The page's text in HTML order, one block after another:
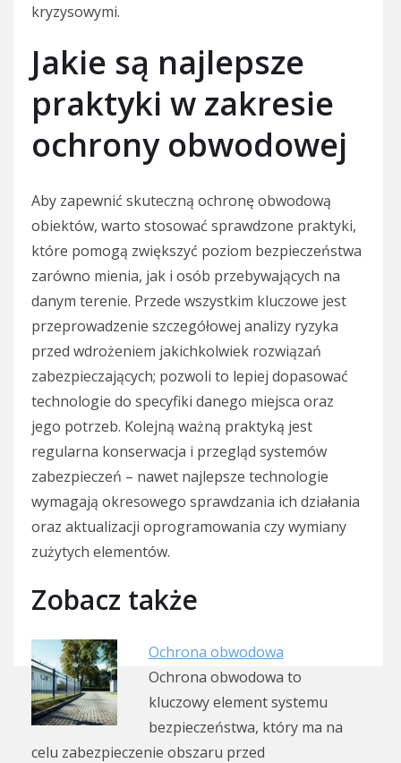
kryzysowymi.
Jakie są najlepsze
praktyki w zakresie
ochrony obwodowej
Aby zapewnić skuteczną ochronę obwodową
obiektów, warto stosować sprawdzone praktyki,
które pomogą zwiększyć poziom bezpieczeństwa
zarówno mienia, jak i osób przebywających na
danym terenie. Przede wszystkim kluczowe jest
przeprowadzenie szczegółowej analizy ryzyka
przed wdrożeniem jakichkolwiek rozwiązań
zabezpieczających; pozwoli to lepiej dopasować
technologie do specyfiki danego miejsca oraz
jego potrzeb. Kolejną ważną praktyką jest
regularna konserwacja i przegląd systemów
zabezpieczeń – nawet najlepsze technologie
wymagają okresowego sprawdzania ich działania
oraz aktualizacji oprogramowania czy wymiany
zużytych elementów.
Zobacz także
Ochrona obwodowa
Ochrona obwodowa to
kluczowy element systemu
bezpieczeństwa, który ma na
celu zabezpieczenie obszaru przed